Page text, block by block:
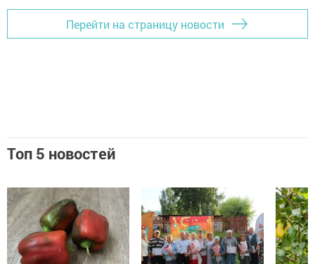
Перейти на страницу новости
Топ 5 новостей